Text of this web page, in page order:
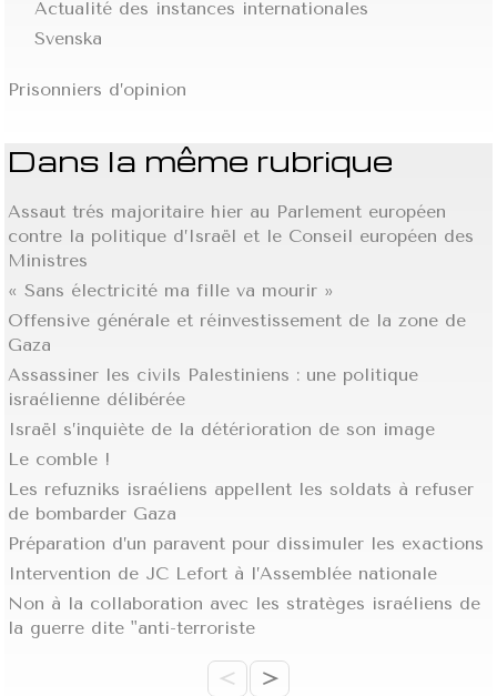
Actualité des instances internationales
Svenska
Prisonniers d’opinion
Dans la même rubrique
Assaut trés majoritaire hier au Parlement européen
contre la politique d’Israël et le Conseil européen des
Ministres
« Sans électricité ma fille va mourir »
Offensive générale et réinvestissement de la zone de
Gaza
Assassiner les civils Palestiniens : une politique
israélienne délibérée
Israël s’inquiète de la détérioration de son image
Le comble !
Les refuzniks israéliens appellent les soldats à refuser
de bombarder Gaza
Préparation d’un paravent pour dissimuler les exactions
Intervention de JC Lefort à l’Assemblée nationale
Non à la collaboration avec les stratèges israéliens de
la guerre dite "anti-terroriste
< >